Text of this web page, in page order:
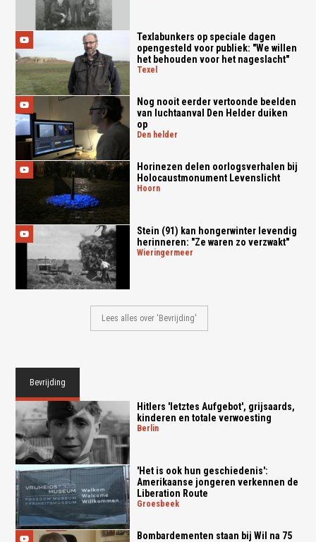
Texlabunkers op speciale dagen
opengesteld voor publiek: "We willen
het behouden voor het nageslacht"
texel
Nog nooit eerder vertoonde beelden
van luchtaanval Den Helder duiken
op
den helder
Horinezen delen oorlogsverhalen bij
Holocaustmonument Levenslicht
hoorn
Stein (91) kan hongerwinter levendig
herinneren: "Ze waren zo verzwakt"
wieringermeer
Lees alles over 'Bevrijding'
Bevrijding
Hitlers 'letztes Aufgebot', grijsaards,
kinderen en totale verwoesting
berlin
'Het is ook hun geschiedenis':
Amerikaanse jongeren verkennen de
Liberation Route
groesbeek
Bombardementen staan bij Wil na 75